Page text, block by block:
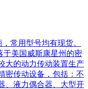
常用型号均有现货。
于美国威斯康星州的密
大的动力传动装置生产
密传动设备，包括：不
、液力偶合器、大型开